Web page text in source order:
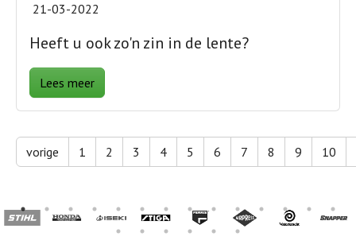
21-03-2022
Heeft u ook zo'n zin in de lente?
Lees meer
vorige 1 2 3 4 5 6 7 8 9 10